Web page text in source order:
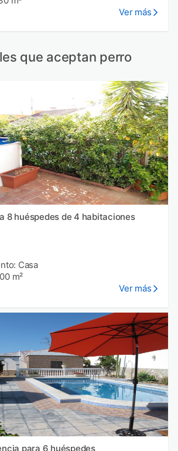
Ver más
que aceptan perro
8 huéspedes de 4 habitaciones
Casa
m²
Ver más
para 6 huéspedes